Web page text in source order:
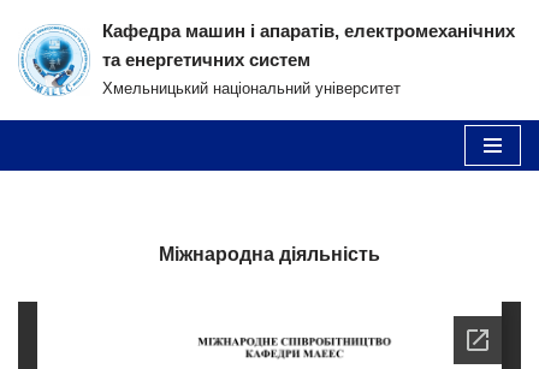
Перейти
до
вмісту
Кафедра машин і апаратів, електромеханічних
та енергетичних систем
Хмельницький національний університет
Міжнародна діяльність